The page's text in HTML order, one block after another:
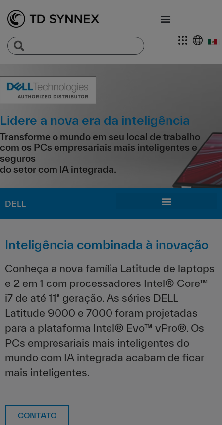
Lidere a nova era da inteligência
Transforme o mundo em seu local de trabalho
com os PCs empresariais mais inteligentes e
seguros
do setor com IA integrada.
DELL
Inteligência combinada à inovação
Conheça a nova família Latitude de laptops
e 2 em 1 com processadores Intel® Core™
i7 de até 11ª geração. As séries DELL
Latitude 9000 e 7000 foram projetadas
para a plataforma Intel® Evo™ vPro®. Os
PCs empresariais mais inteligentes do
mundo com IA integrada acabam de ficar
mais inteligentes.
CONTATO